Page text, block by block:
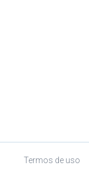
Termos de uso